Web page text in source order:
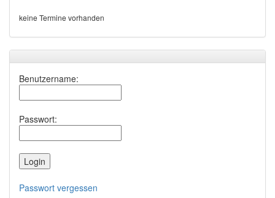
keine Termine vorhanden
Benutzername:
Passwort:
Passwort vergessen